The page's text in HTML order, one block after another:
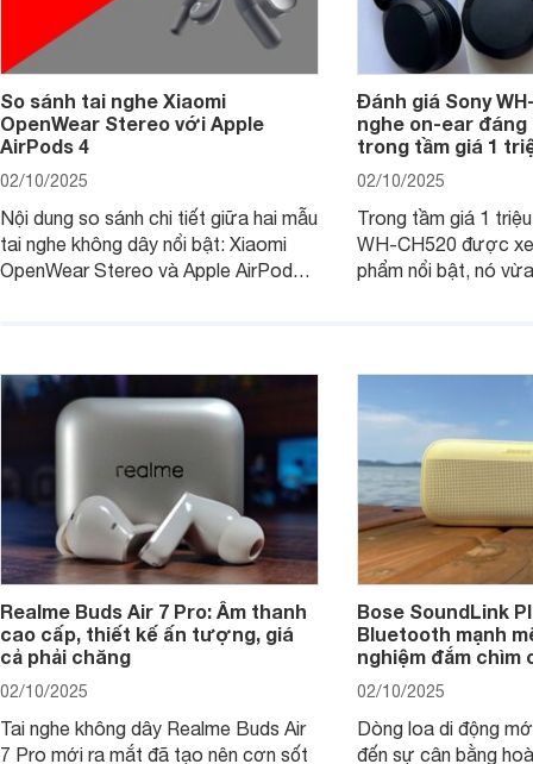
So sánh tai nghe Xiaomi
OpenWear Stereo với Apple
AirPods 4
02/10/2025
Nội dung so sánh chi tiết giữa hai mẫu
tai nghe không dây nổi bật: Xiaomi
OpenWear Stereo và Apple AirPods 4
phẩm chất lượng cao, nhưng hướng
tới đối tượng khách hàng khác nhau.
Đánh giá Sony
nghe on-ear đáng
trong tầm giá 1
02/10/2025
Trong tầm giá 1
WH-CH520 được
phẩm nổi bật, nó
Realme Buds Air 7 Pro: Âm thanh
cao cấp, thiết kế ấn tượng, giá
cả phải chăng
02/10/2025
Tai nghe không dây Realme Buds Air
7 Pro mới ra mắt đã tạo nên cơn sốt
Bose SoundLink
Bluetooth mạnh
nghiệm đắm chìm
02/10/2025
Dòng loa di động
đến sự cân bằng